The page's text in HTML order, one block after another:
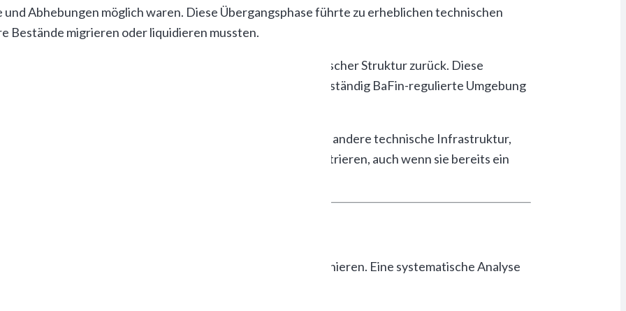
Abhebungen möglich waren. Diese Übergangsphase führte zu erheblichen technischen
Bestände migrieren oder liquidieren mussten.
2024 kehrte das Unternehmen unter neuer regulatorischer Struktur zurück. Diese
(Kryptoverwahrer) und der Sutor Bank schafft eine vollständig BaFin-regulierte Umgebung
wie die ursprüngliche Bitvavo-App, nutzt jedoch eine andere technische Infrastruktur,
müssen sich für “Bitvavo powered by Hyphe” neu registrieren, auch wenn sie bereits ein
nutzerspezifischen Gründen nicht ordnungsgemäß funktionieren. Eine systematische Analyse
und Vermeidung zukünftiger Störungen.